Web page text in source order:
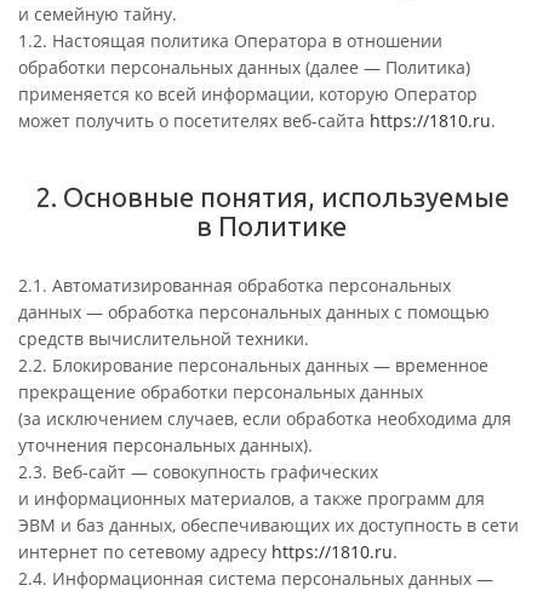
и семейную тайну.
1.2. Настоящая политика Оператора в отношении
обработки персональных данных (далее — Политика)
применяется ко всей информации, которую Оператор
может получить о посетителях веб-сайта https://1810.ru.
2. Основные понятия, используемые
в Политике
2.1. Автоматизированная обработка персональных
данных — обработка персональных данных с помощью
средств вычислительной техники.
2.2. Блокирование персональных данных — временное
прекращение обработки персональных данных
(за исключением случаев, если обработка необходима для
уточнения персональных данных).
2.3. Веб-сайт — совокупность графических
и информационных материалов, а также программ для
ЭВМ и баз данных, обеспечивающих их доступность в сети
интернет по сетевому адресу https://1810.ru.
2.4. Информационная система персональных данных —